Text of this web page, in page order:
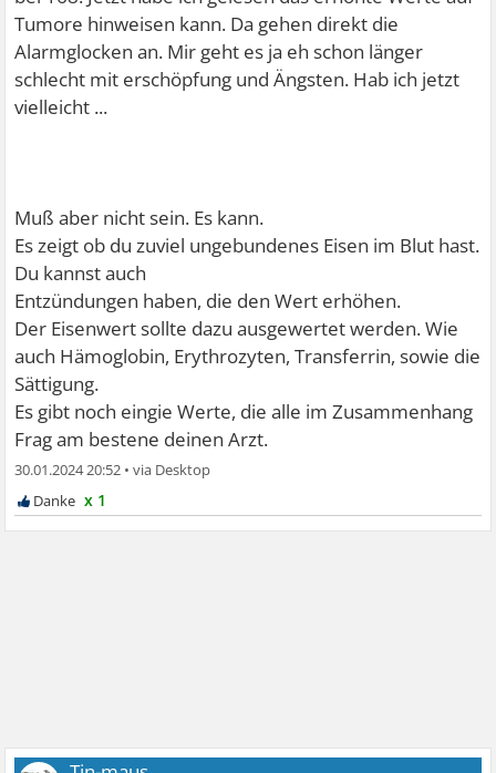
Tumore hinweisen kann. Da gehen direkt die
Alarmglocken an. Mir geht es ja eh schon länger
schlecht mit erschöpfung und Ängsten. Hab ich jetzt
vielleicht ...
Muß aber nicht sein. Es kann.
Es zeigt ob du zuviel ungebundenes Eisen im Blut hast.
Du kannst auch
Entzündungen haben, die den Wert erhöhen.
Der Eisenwert sollte dazu ausgewertet werden. Wie
auch Hämoglobin, Erythrozyten, Transferrin, sowie die
Sättigung.
Es gibt noch eingie Werte, die alle im Zusammenhang
Frag am bestene deinen Arzt.
30.01.2024 20:52 •
x 1